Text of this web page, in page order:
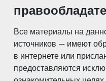
Все материалы на
источников — имеют
в интернете или
предоставляются